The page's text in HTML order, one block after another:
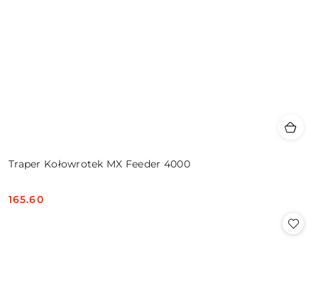
Traper Kołowrotek MX Feeder 4000
Cena:
165.60